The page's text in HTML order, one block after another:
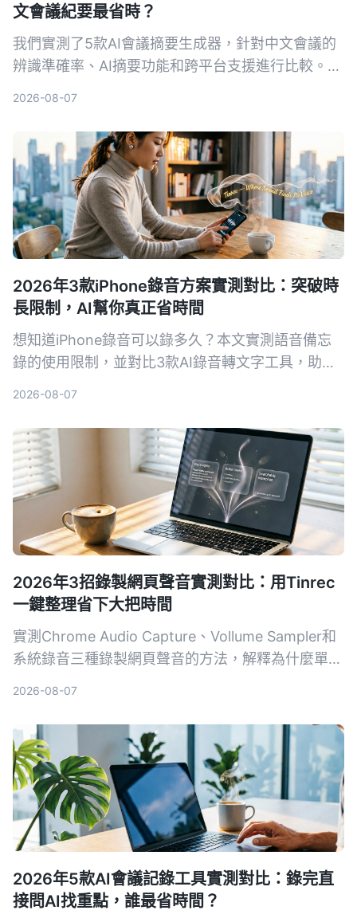
文會議紀要最省時？
我們實測了5款AI會議摘要生成器，針對中文會議的
辨識準確率、AI摘要功能和跨平台支援進行比較。
2026-08-07
2026年3款iPhone錄音方案實測對比：突破時
長限制，AI幫你真正省時間
想知道iPhone錄音可以錄多久？本文實測語音備忘
錄的使用限制，並對比3款AI錄音轉文字工具，助你
2026-08-07
2026年3招錄製網頁聲音實測對比：用Tinrec
一鍵整理省下大把時間
實測Chrome Audio Capture、Vollume Sampler和
系統錄音三種錄製網頁聲音的方法，解釋為什麼單純
2026-08-07
2026年5款AI會議記錄工具實測對比：錄完直
接問AI找重點，誰最省時間？